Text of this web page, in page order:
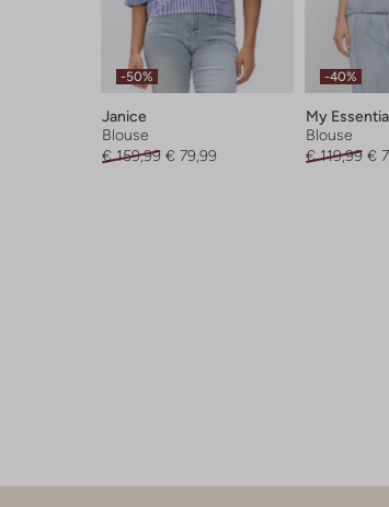
-50%
Janice
Blouse
€ 159,99 € 79,99
-40%
My
Blouse
€ 119,99 €